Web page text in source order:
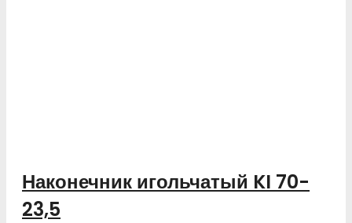
Наконечник игольчатый KI 70-
23,5